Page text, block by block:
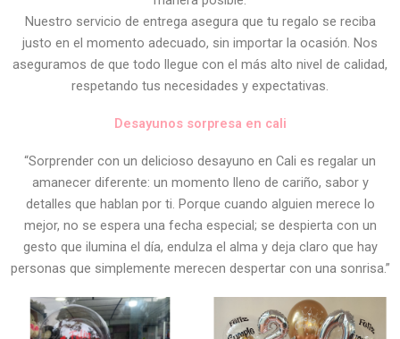
Nuestro servicio de entrega asegura que tu regalo se reciba
justo en el momento adecuado, sin importar la ocasión. Nos
aseguramos de que todo llegue con el más alto nivel de calidad,
respetando tus necesidades y expectativas.
Desayunos sorpresa en cali
“Sorprender con un delicioso desayuno en Cali es regalar un
amanecer diferente: un momento lleno de cariño, sabor y
detalles que hablan por ti. Porque cuando alguien merece lo
mejor, no se espera una fecha especial; se despierta con un
gesto que ilumina el día, endulza el alma y deja claro que hay
personas que simplemente merecen despertar con una sonrisa.”